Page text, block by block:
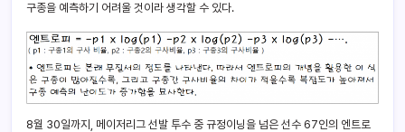
구종을 예측하기 어려울 것이라 생각할 수 있다.
8월 30일까지, 메이저리그 선발 투수 중 규정이닝을 넘은 선수 67인의 엔트로